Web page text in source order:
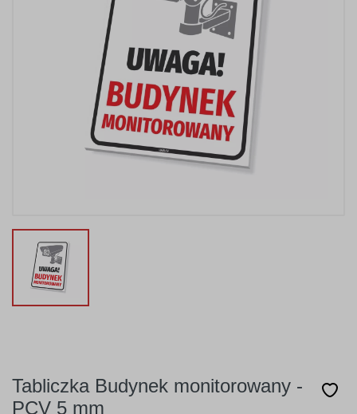
Tabliczka Budynek monitorowany -
PCV 5 mm